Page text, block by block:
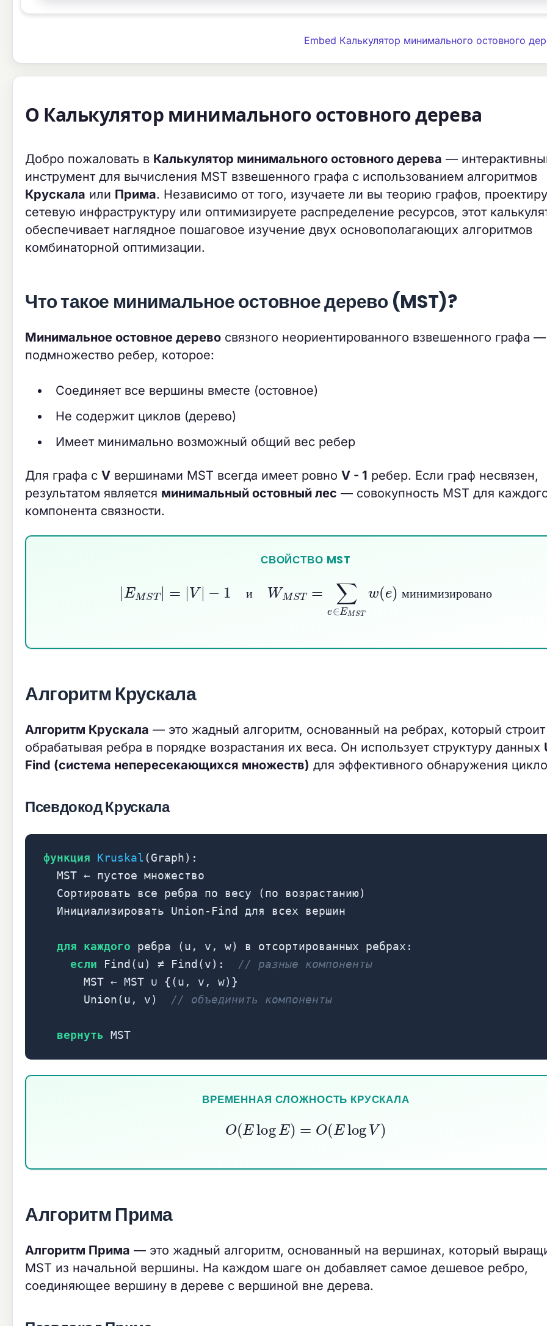
Embed Калькулятор минимального остовного
О Калькулятор минимального остовного дерева
Добро пожаловать в Калькулятор минимального остовного дерева —
инструмент для вычисления MST взвешенного графа с использованием алгоритмов
Крускала или Прима. Независимо от того, изучаете ли вы теорию графов,
сетевую инфраструктуру или оптимизируете распределение ресурсов, этот
обеспечивает наглядное пошаговое изучение двух основополагающих алгоритмов
комбинаторной оптимизации.
Что такое минимальное остовное дерево (MST)?
Минимальное остовное дерево связного неориентированного взвешенного графа —
подмножество ребер, которое:
Соединяет все вершины вместе (остовное)
Не содержит циклов (дерево)
Имеет минимально возможный общий вес ребер
Для графа с V вершинами MST всегда имеет ровно V - 1 ребер. Если граф несвязен,
результатом является минимальный остовный лес — совокупность MST для
компонента связности.
СВОЙСТВО MST
и минимизи р ован о
MS = −1и WM =∑e Tw( минимизировано
Алгоритм Крускала
Алгоритм Крускала — это жадный алгоритм, основанный на ребрах, который строит
обрабатывая ребра в порядке возрастания их веса. Он использует структуру данных
Find (система непересекающихся множеств) для эффективного обнаружения
Псевдокод Крускала
функция Kruskal (Graph):
MST ← пустое множество
Сортировать все ребра по весу (по возрастанию)
Инициализировать Union-Find для всех вершин
для каждого ребра (u, v, w) в отсортированных ребрах:
если Find(u) ≠ Find(v): // разные компоненты
MST ← MST ∪ {(u, v, w)}
Union(u, v) // объединить компоненты
вернуть MST
ВРЕМЕННАЯ СЛОЖНОСТЬ КРУСКАЛА
O(ElogE O(ElogV)
Алгоритм Прима
Алгоритм Прима — это жадный алгоритм, основанный на вершинах, который
MST из начальной вершины. На каждом шаге он добавляет самое дешевое ребро,
соединяющее вершину в дереве с вершиной вне дерева.